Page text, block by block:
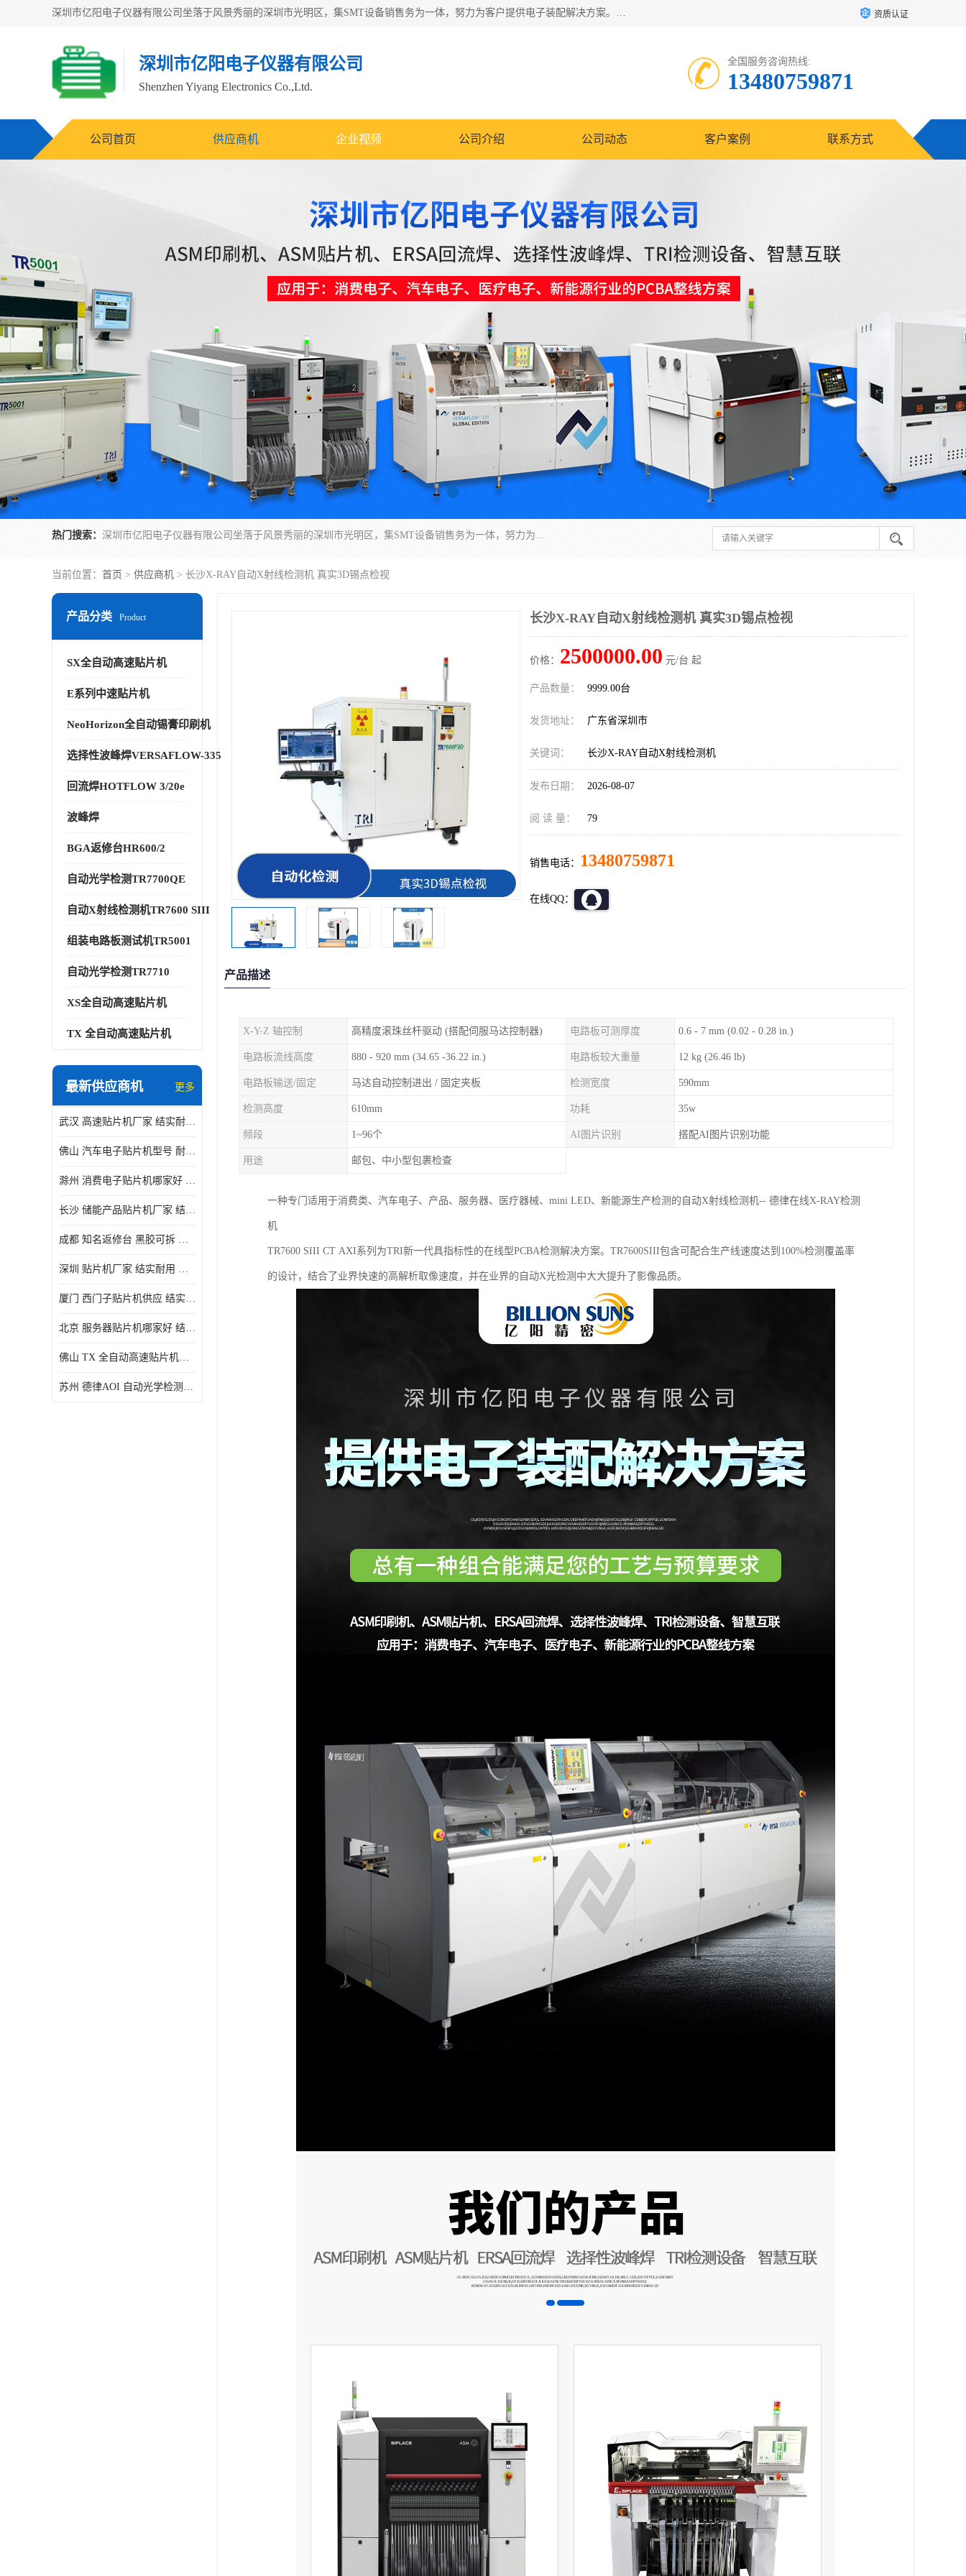
深圳市亿阳电子仪器有限公司坐落于风景秀丽的深圳市光明区，集SMT设备销售务为一体，努力为客户提供电子装配解决方案。与行业**SMT设备厂商：ASM（印刷机，锡膏检查机，贴片机），德国ERSA（爱莎）建立了稳固的代理合作关系，销售的设备一直保持**电子装配行业未来发展方向，能够满足客户各种繁杂产品的生产应用。 资质认证
深圳市亿阳电子仪器有限公司
Shenzhen Yiyang Electronics Co.,Ltd.
全国服务咨询热线:
13480759871
公司首页 供应商机 企业视频 公司介绍 公司动态 客户案例 联系方式
热门搜索： 深圳市亿阳电子仪器有限公司坐落于风景秀丽的深圳市光明区，集SMT设备销售务为一体，努力为客户提供电子装配解决方案。与行业**SMT设备厂商：ASM（印刷机，锡膏检查机，贴片机），德国ERSA（爱莎）建立了稳固的代理合作关系，销售的设备一直保持**电子装配行业未来发展方向，能够满足客户各种繁杂产品的生产应用。
当前位置： 首页 > 供应商机 > 长沙X-RAY自动X射线检测机 真实3D锡点检视
产品分类 Product
SX全自动高速贴片机
E系列中速贴片机
NeoHorizon全自动锡膏印刷机
选择性波峰焊VERSAFLOW-335
回流焊HOTFLOW 3/20e
波峰焊
BGA返修台HR600/2
自动光学检测TR7700QE
自动X射线检测机TR7600 SIII
组装电路板测试机TR5001
自动光学检测TR7710
XS全自动高速贴片机
TX 全自动高速贴片机
最新供应商机 更多
武汉 高速贴片机厂家 结实耐用 贴片效率高
佛山 汽车电子贴片机型号 耐振动 宽容性高
滁州 消费电子贴片机哪家好 结实耐用 全自动化
长沙 储能产品贴片机厂家 结实耐用 适用范围广
成都 知名返修台 黑胶可拆 对位 校正 贴放准确
深圳 贴片机厂家 结实耐用 全自动化
厦门 西门子贴片机供应 结实耐用 提高生产率
北京 服务器贴片机哪家好 结实耐用 宽容性高
佛山 TX 全自动高速贴片机型号 结实耐用 全自动化
苏州 德律AOI 自动光学检测 帮助节省时间和劳动力成本
长沙X-RAY自动X射线检测机 真实3D锡点检视
价格： 2500000.00 元/台 起
产品数量： 9999.00台
发货地址： 广东省深圳市
关键词： 长沙X-RAY自动X射线检测机
发布日期： 2026-08-07
阅 读 量： 79
销售电话： 13480759871
在线QQ：
产品描述
X-Y-Z 轴控制 高精度滚珠丝杆驱动 (搭配伺服马达控制器) 电路板可测厚度 0.6 - 7 mm (0.02 - 0.28 in.)
电路板流线高度 880 - 920 mm (34.65 -36.22 in.) 电路板较大重量 12 kg (26.46 lb)
电路板输送/固定 马达自动控制进出 / 固定夹板 检测宽度 590mm
检测高度 610mm 功耗 35w
频段 1~96个 AI图片识别 搭配AI图片识别功能
用途 邮包、中小型包裹检查
一种专门适用于消费类、汽车电子、产品、服务器、医疗器械、mini LED、新能源生产检测的自动X射线检测机-- 德律在线X-RAY检测
机
TR7600 SIII CT AXI系列为TRI新一代具指标性的在线型PCBA检测解决方案。TR7600SIII包含可配合生产线速度达到100%检测覆盖率
的设计，结合了业界快速的高解析取像速度，并在业界的自动X光检测中大大提升了影像品质。